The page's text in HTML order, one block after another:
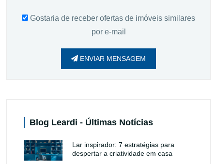
Gostaria de receber ofertas de imóveis similares
por e-mail
ENVIAR MENSAGEM
Blog Leardi - Últimas Notícias
Lar inspirador: 7 estratégias para
despertar a criatividade em casa